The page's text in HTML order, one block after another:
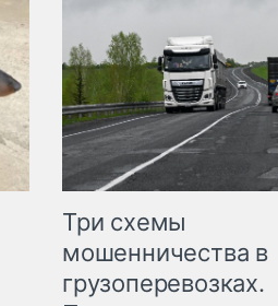
Три схемы
мошенничества в
грузоперевозках.